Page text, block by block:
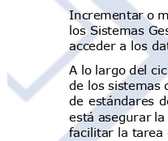
Incrementar o
los Sistemas
acceder a los
A lo largo del
de los sistemas
de estándares
está asegurar
facilitar la